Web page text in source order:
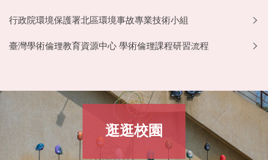
行政院環境保護署北區環境事故專業技術小組
臺灣學術倫理教育資源中心 學術倫理課程研習流程
逛逛校園